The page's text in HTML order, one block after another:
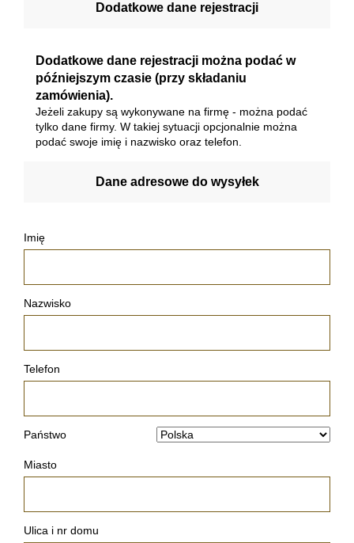
Dodatkowe dane rejestracji
Dodatkowe dane rejestracji można podać w
późniejszym czasie (przy składaniu
zamówienia).
Jeżeli zakupy są wykonywane na firmę - można podać
tylko dane firmy. W takiej sytuacji opcjonalnie można
podać swoje imię i nazwisko oraz telefon.
Dane adresowe do wysyłek
Imię
Nazwisko
Telefon
Państwo
Miasto
Ulica i nr domu